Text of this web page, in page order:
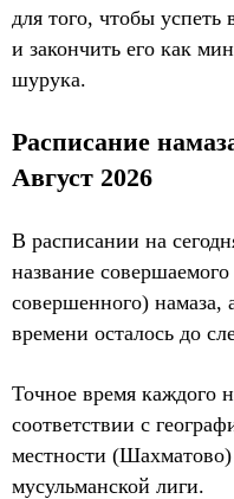
для того, чтобы успеть
и закончить его как
шурука.
Расписание
Август 2026
В расписании на
название
совершенного) намаза,
времени осталось до
Точное время каждого
соответствии с
местности
мусульманской лиги.